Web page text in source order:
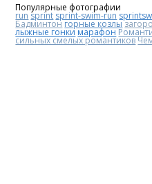
Популярные фотографии
run sprint sprint-swim-run
Бадминтонгорные козлы
лыжные гонки марафон
сильных смелых романтиков